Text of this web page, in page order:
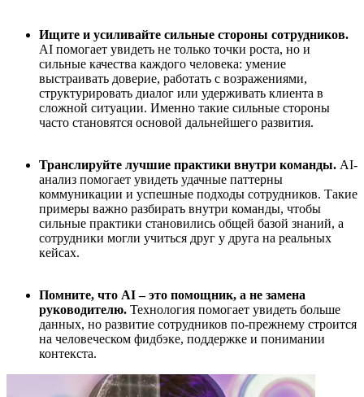
Ищите и усиливайте сильные стороны сотрудников.
AI помогает увидеть не только точки роста, но и
сильные качества каждого человека: умение
выстраивать доверие, работать с возражениями,
структурировать диалог или удерживать клиента в
сложной ситуации. Именно такие сильные стороны
часто становятся основой дальнейшего развития.
Транслируйте лучшие практики внутри команды. AI-
анализ помогает увидеть удачные паттерны
коммуникации и успешные подходы сотрудников. Такие
примеры важно разбирать внутри команды, чтобы
сильные практики становились общей базой знаний, а
сотрудники могли учиться друг у друга на реальных
кейсах.
Помните, что AI – это помощник, а не замена
руководителю. Технология помогает увидеть больше
данных, но развитие сотрудников по-прежнему строится
на человеческом фидбэке, поддержке и понимании
контекста.